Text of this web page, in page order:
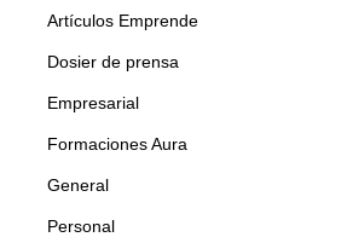
Artículos Emprende
Dosier de prensa
Empresarial
Formaciones Aura
General
Personal